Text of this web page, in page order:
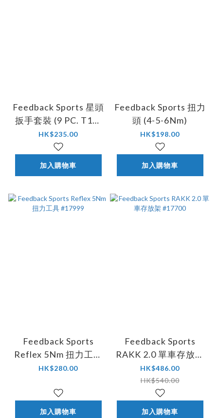
Feedback Sports 星頭
扳手套裝 (9 PC. T10-
T50) #18033
HK$235.00
加入購物車
Feedback Sports 扭力
頭 (4-5-6Nm)
HK$198.00
加入購物車
Feedback Sports
Reflex 5Nm 扭力工具
#17999
HK$280.00
加入購物車
Feedback Sports
RAKK 2.0 單車存放架
#17700
HK$486.00
HK$540.00
加入購物車